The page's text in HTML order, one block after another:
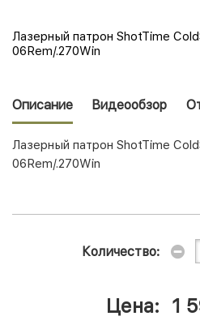
Лазерный патрон ShotTime
06Rem/.270Win
Описание Видеообзор
Лазерный патрон ShotTime
06Rem/.270Win
Количество:
Цена: 1